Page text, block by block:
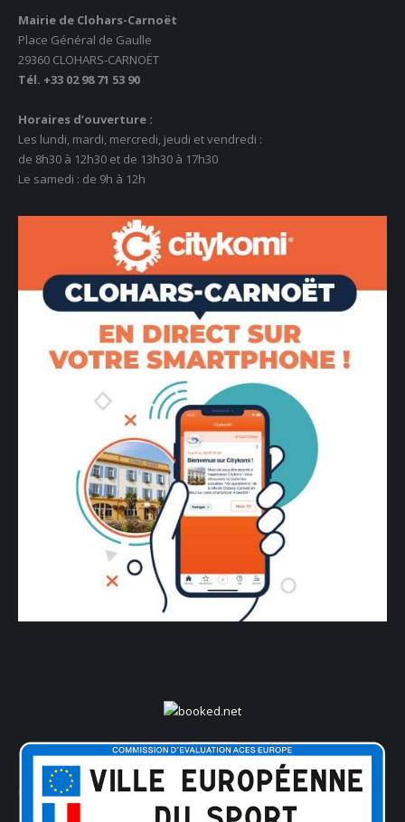
Mairie de Clohars-Carnoët
Place Général de Gaulle
29360 CLOHARS-CARNOËT
Tél. +33 02 98 71 53 90
Horaires d’ouverture :
Les lundi, mardi, mercredi, jeudi et vendredi :
de 8h30 à 12h30 et de 13h30 à 17h30
Le samedi : de 9h à 12h